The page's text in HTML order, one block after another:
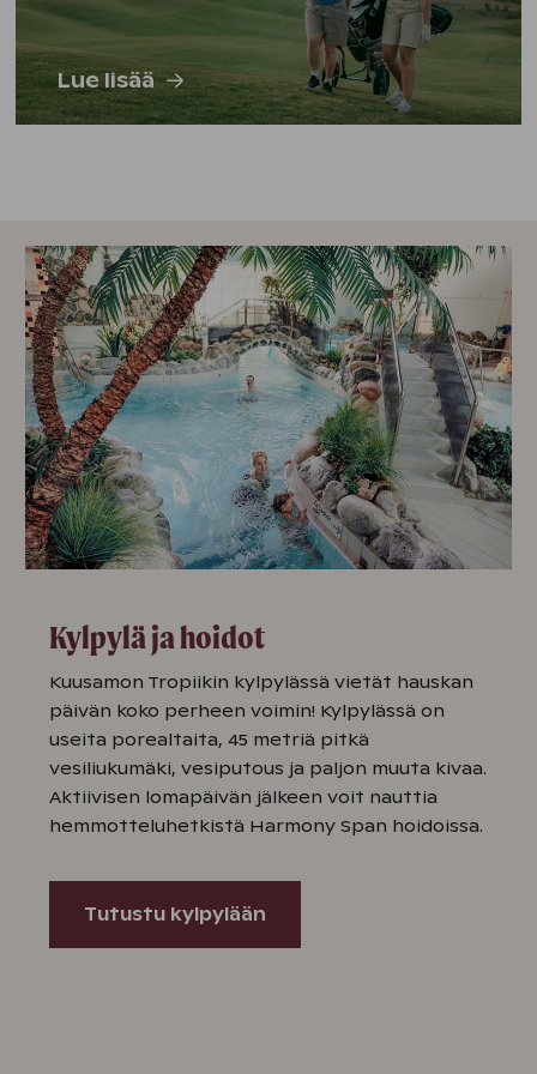
Lue lisää
Kylpylä ja hoidot
Kuusamon Tropiikin kylpylässä vietät hauskan
päivän koko perheen voimin! Kylpylässä on
useita porealtaita, 45 metriä pitkä
vesiliukumäki, vesiputous ja paljon muuta kivaa.
Aktiivisen lomapäivän jälkeen voit nauttia
hemmotteluhetkistä Harmony Span hoidoissa.
Tutustu kylpylään